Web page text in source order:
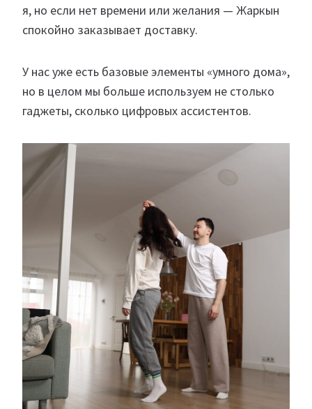
я, но если нет времени или желания — Жаркын
спокойно заказывает доставку.
У нас уже есть базовые элементы «умного дома»,
но в целом мы больше используем не столько
гаджеты, сколько цифровых ассистентов.